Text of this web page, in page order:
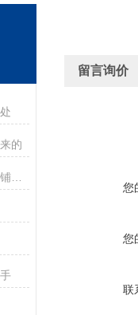
的
斩鼠器：不占空间易摆放，适配商铺便利店灭鼠需求
留言询价
您
您
联